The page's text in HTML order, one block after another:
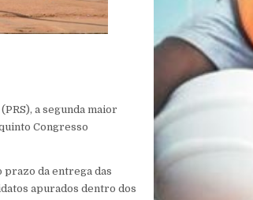
a segunda maior
Congresso
prazo da entrega das
apurados dentro dos